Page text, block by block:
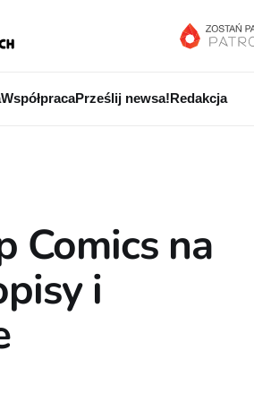
WspółpracaPrześlij newsa!Redakcja
Comics na
i